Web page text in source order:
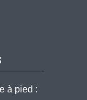
à pied :